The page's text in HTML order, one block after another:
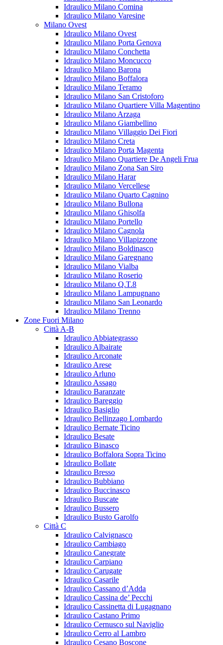
Idraulico Milano Comina
Idraulico Milano Varesine
Milano Ovest
Idraulico Milano Ovest
Idraulico Milano Porta Genova
Idraulico Milano Conchetta
Idraulico Milano Moncucco
Idraulico Milano Barona
Idraulico Milano Boffalora
Idraulico Milano Teramo
Idraulico Milano San Cristoforo
Idraulico Milano Quartiere Villa Magentino
Idraulico Milano Arzaga
Idraulico Milano Giambellino
Idraulico Milano Villaggio Dei Fiori
Idraulico Milano Creta
Idraulico Milano Porta Magenta
Idraulico Milano Quartiere De Angeli Frua
Idraulico Milano Zona San Siro
Idraulico Milano Harar
Idraulico Milano Vercellese
Idraulico Milano Quarto Cagnino
Idraulico Milano Bullona
Idraulico Milano Ghisolfa
Idraulico Milano Portello
Idraulico Milano Cagnola
Idraulico Milano Villapizzone
Idraulico Milano Boldinasco
Idraulico Milano Garegnano
Idraulico Milano Vialba
Idraulico Milano Roserio
Idraulico Milano Q.T.8
Idraulico Milano Lampugnano
Idraulico Milano San Leonardo
Idraulico Milano Trenno
Zone Fuori Milano
Città A-B
Idraulico Abbiategrasso
Idraulico Albairate
Idraulico Arconate
Idraulico Arese
Idraulico Arluno
Idraulico Assago
Idraulico Baranzate
Idraulico Bareggio
Idraulico Basiglio
Idraulico Bellinzago Lombardo
Idraulico Bernate Ticino
Idraulico Besate
Idraulico Binasco
Idraulico Boffalora Sopra Ticino
Idraulico Bollate
Idraulico Bresso
Idraulico Bubbiano
Idraulico Buccinasco
Idraulico Buscate
Idraulico Bussero
Idraulico Busto Garolfo
Città C
Idraulico Calvignasco
Idraulico Cambiago
Idraulico Canegrate
Idraulico Carpiano
Idraulico Carugate
Idraulico Casarile
Idraulico Cassano d’Adda
Idraulico Cassina de’ Pecchi
Idraulico Cassinetta di Lugagnano
Idraulico Castano Primo
Idraulico Cernusco sul Naviglio
Idraulico Cerro al Lambro
Idraulico Cesano Boscone